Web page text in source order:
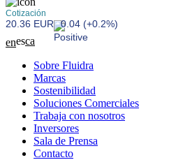
Cotización
20.36 EUR 0.04 (+0.2%)
enesca
Sobre Fluidra
Marcas
Sostenibilidad
Soluciones Comerciales
Trabaja con nosotros
Inversores
Sala de Prensa
Contacto